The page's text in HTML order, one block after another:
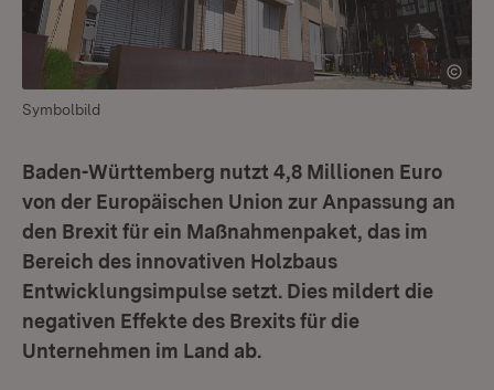
Symbolbild
Baden-Württemberg nutzt 4,8 Millionen Euro
von der Europäischen Union zur Anpassung an
den Brexit für ein Maßnahmenpaket, das im
Bereich des innovativen Holzbaus
Entwicklungsimpulse setzt. Dies mildert die
negativen Effekte des Brexits für die
Unternehmen im Land ab.